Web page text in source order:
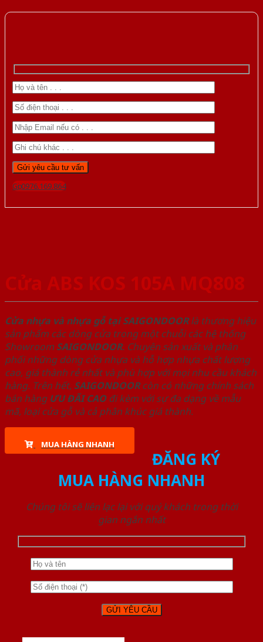
Gọi 0976.169.864
Cửa ABS KOS 105A MQ808
Cửa nhựa và nhựa gỗ tại SAIGONDOORlà thương hiệu
sản phẩm các dòng cửa trong một chuỗi các hệ thống
Showroom SAIGONDOOR. Chuyên sản xuất và phân
phối những dòng cửa nhựa và hỗ hợp nhựa chất lượng
cao, giá thành rẻ nhất và phù hợp với mọi nhu cầu khách
hàng. Trên hết, SAIGONDOORcòn có những chính sách
bán hàng ƯU ĐÃI CAOđi kèm với sự đa dạng về mẫu
mã, loại cửa gỗ và cả phân khúc giá thành.
MUA HÀNG NHANH
ĐĂNG KÝ
MUA HÀNG NHANH
Chúng tôi sẽ liên lạc lại với quý khách trong thời
gian ngắn nhất